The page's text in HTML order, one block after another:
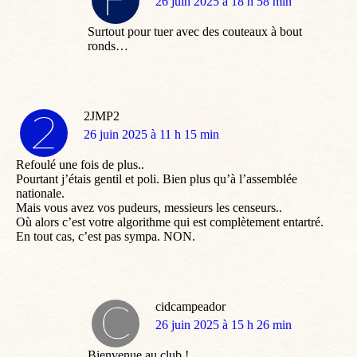
Surtout pour tuer avec des couteaux à bout
ronds…
2JMP2
dit
26 juin 2025 à 11 h 15 min
Refoulé une fois de plus..
Pourtant j’étais gentil et poli. Bien plus qu’à l’assemblée
nationale.
Mais vous avez vos pudeurs, messieurs les censeurs..
Où alors c’est votre algorithme qui est complètement entartré.
En tout cas, c’est pas sympa. NON.
cidcampeador
dit
26 juin 2025 à 15 h 26 min